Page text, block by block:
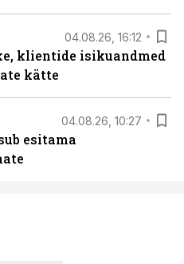
04.08.26, 16:12
klientide isikuandmed
kätte
04.08.26, 10:27
esitama